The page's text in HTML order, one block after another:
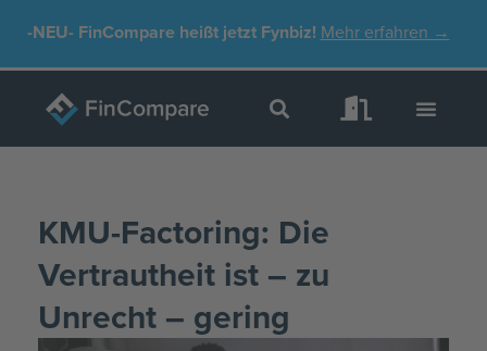
-NEU-FinCompare heißt jetzt Fynbiz! Mehr erfahren →
KMU-Factoring: Die
Vertrautheit ist – zu
Unrecht – gering